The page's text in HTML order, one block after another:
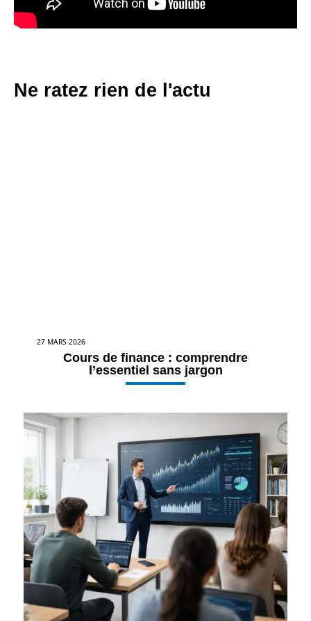
Ne ratez rien de l'actu
27 MARS 2026
Cours de finance : comprendre
l’essentiel sans jargon